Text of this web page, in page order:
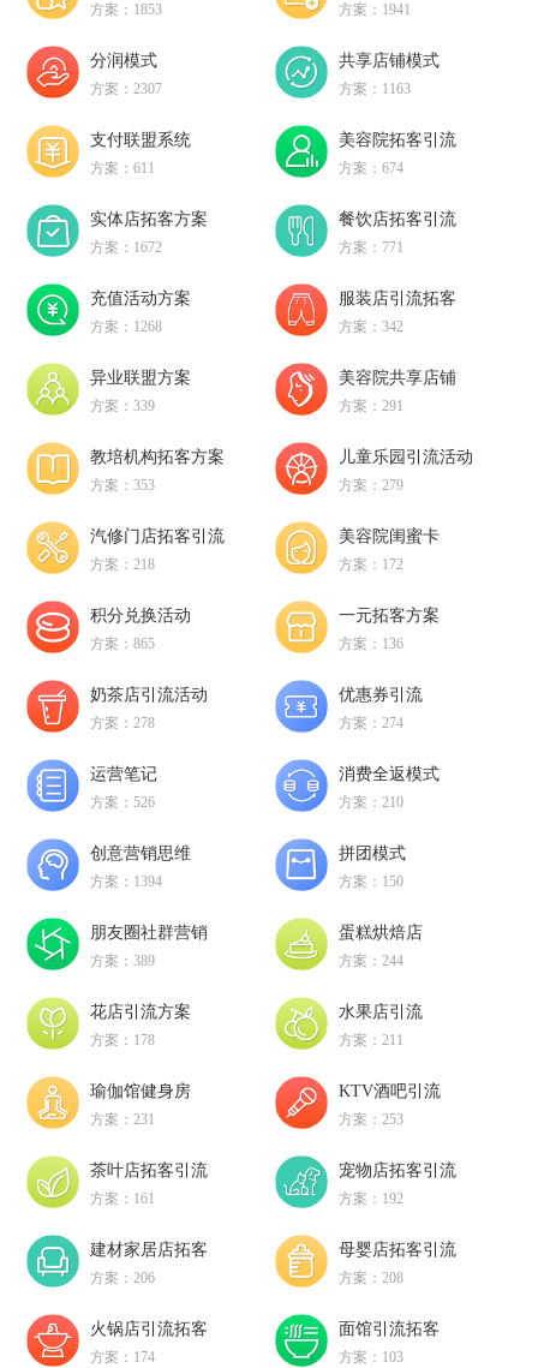
方案：1853 方案：1941
分润模式
方案：2307
共享店铺模式
方案：1163
支付联盟系统
方案：611
美容院拓客引流
方案：674
实体店拓客方案
方案：1672
餐饮店拓客引流
方案：771
充值活动方案
方案：1268
服装店引流拓客
方案：342
异业联盟方案
方案：339
美容院共享店铺
方案：291
教培机构拓客方案
方案：353
儿童乐园引流活动
方案：279
汽修门店拓客引流
方案：218
美容院闺蜜卡
方案：172
积分兑换活动
方案：865
一元拓客方案
方案：136
奶茶店引流活动
方案：278
优惠券引流
方案：274
运营笔记
方案：526
消费全返模式
方案：210
创意营销思维
方案：1394
拼团模式
方案：150
朋友圈社群营销
方案：389
蛋糕烘焙店
方案：244
花店引流方案
方案：178
水果店引流
方案：211
瑜伽馆健身房
方案：231
KTV酒吧引流
方案：253
茶叶店拓客引流
方案：161
宠物店拓客引流
方案：192
建材家居店拓客
方案：206
母婴店拓客引流
方案：208
火锅店引流拓客
方案：174
面馆引流拓客
方案：103